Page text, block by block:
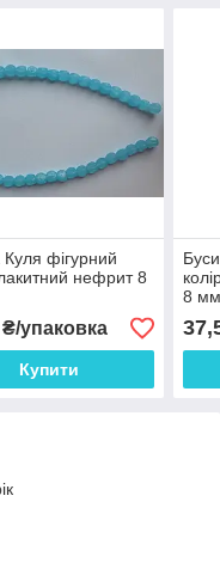
фігурний
нефрит 8
упаковка
Купити
8